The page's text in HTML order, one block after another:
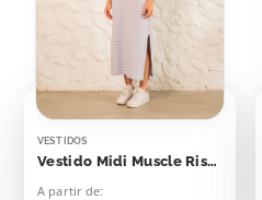
VESTIDOS
Vestido Midi Muscle Risca de Giz Lilás
A partir de: